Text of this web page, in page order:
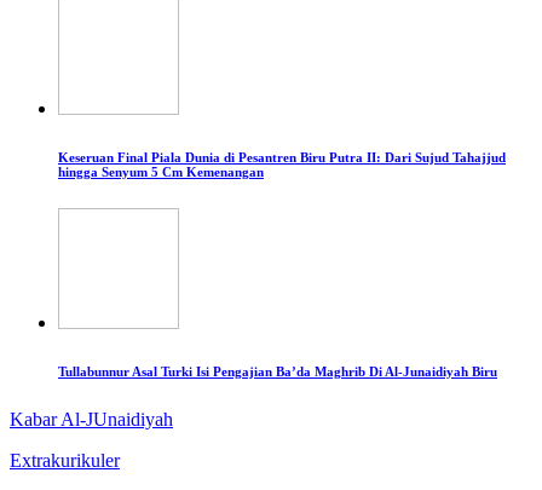
Keseruan Final Piala Dunia di Pesantren Biru Putra II: Dari Sujud Tahajjud
hingga Senyum 5 Cm Kemenangan
Tullabunnur Asal Turki Isi Pengajian Ba’da Maghrib Di Al-Junaidiyah Biru
Kabar Al-JUnaidiyah
Extrakurikuler